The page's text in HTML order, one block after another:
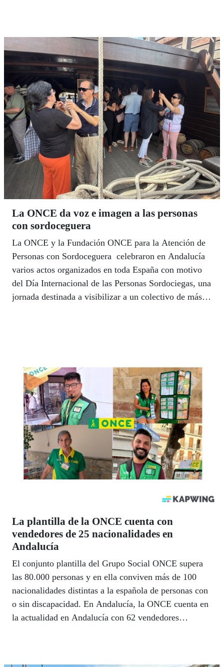
negra y policíaca, y el pasado 2 de junio presentó
"ante su gente" de la ONCE en Córdoba su nuevo
libro, "Volver a nunca jamás".
La ONCE da voz e imagen a las personas
con sordoceguera
La ONCE y la Fundación ONCE para la Atención de
Personas con Sordoceguera celebraron en Andalucía
varios actos organizados en toda España con motivo
del Día Internacional de las Personas Sordociegas, una
jornada destinada a visibilizar a un colectivo de más
La plantilla de la ONCE cuenta con
vendedores de 25 nacionalidades en
Andalucía
El conjunto plantilla del Grupo Social ONCE supera
las 80.000 personas y en ella conviven más de 100
nacionalidades distintas a la española de personas con
o sin discapacidad. En Andalucía, la ONCE cuenta en
la actualidad en Andalucía con 62 vendedores